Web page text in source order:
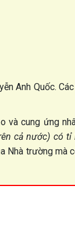
Anh Quốc.
và cung ứng
cả nước) có
Nhà trường mà